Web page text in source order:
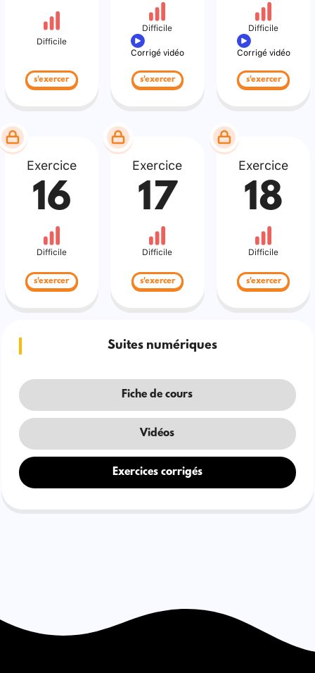
Difficile
s'exercer
Difficile
Corrigé vidéo
s'exercer
Difficile
Corrigé vidéo
s'exercer
Exercice
16
Difficile
s'exercer
Exercice
17
Difficile
s'exercer
Exercice
18
Difficile
s'exercer
Suites numériques
Fiche de cours
Vidéos
Exercices corrigés